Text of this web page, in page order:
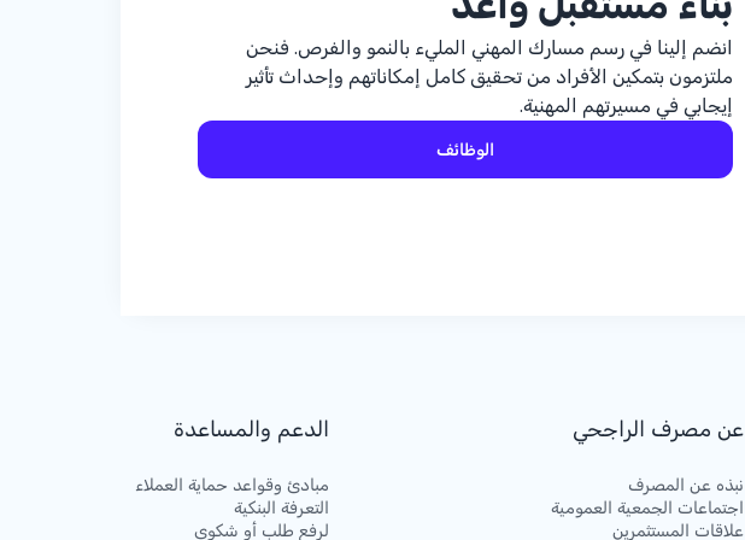
انضم إلينا في رسم مسارك المهني المليء بالنمو والفرص. فنحن
ملتزمون بتمكين الأفراد من تحقيق كامل إمكاناتهم وإحداث تأثير
إيجابي في مسيرتهم المهنية.
الوظائف
عن مصرف الراجحي
نبذه عن المصرف
اجتماعات الجمعية العمومية
علاقات المستثمرين
الدعم والمساعدة
مبادئ وقواعد حماية العملاء
التعرفة البنكية
لرفع طلب أو شكوى